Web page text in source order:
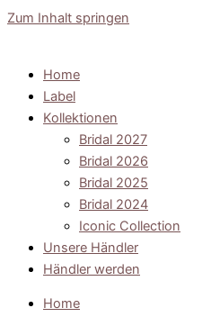
Zum Inhalt springen
Home
Label
Kollektionen
Bridal 2027
Bridal 2026
Bridal 2025
Bridal 2024
Iconic Collection
Unsere Händler
Händler werden
Home